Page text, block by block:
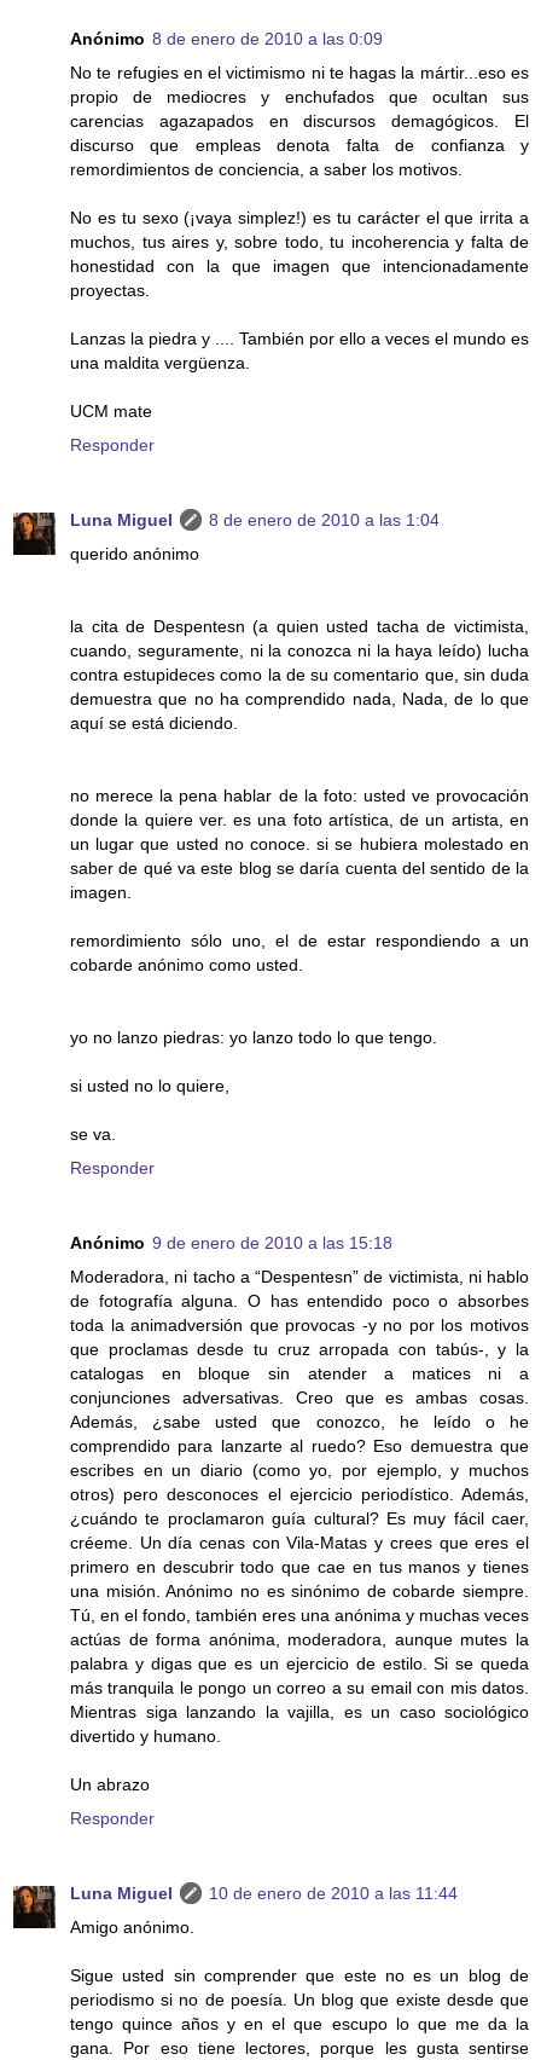
Anónimo 8 de enero de 2010 a las 0:09
No te refugies en el victimismo ni te hagas la mártir...eso es
propio de mediocres y enchufados que ocultan sus
carencias agazapados en discursos demagógicos. El
discurso que empleas denota falta de confianza y
remordimientos de conciencia, a saber los motivos.
No es tu sexo (¡vaya simplez!) es tu carácter el que irrita a
muchos, tus aires y, sobre todo, tu incoherencia y falta de
honestidad con la que imagen que intencionadamente
proyectas.
Lanzas la piedra y .... También por ello a veces el mundo es
una maldita vergüenza.
UCM mate
Responder
Luna Miguel
8 de enero de 2010 a las 1:04
querido anónimo
la cita de Despentesn (a quien usted tacha de victimista,
cuando, seguramente, ni la conozca ni la haya leído) lucha
contra estupideces como la de su comentario que, sin duda
demuestra que no ha comprendido nada, Nada, de lo que
aquí se está diciendo.
no merece la pena hablar de la foto: usted ve provocación
donde la quiere ver. es una foto artística, de un artista, en
un lugar que usted no conoce. si se hubiera molestado en
saber de qué va este blog se daría cuenta del sentido de la
imagen.
remordimiento sólo uno, el de estar respondiendo a un
cobarde anónimo como usted.
yo no lanzo piedras: yo lanzo todo lo que tengo.
si usted no lo quiere,
se va.
Responder
Anónimo 9 de enero de 2010 a las 15:18
Moderadora, ni tacho a “Despentesn” de victimista, ni hablo
de fotografía alguna. O has entendido poco o absorbes
toda la animadversión que provocas -y no por los motivos
que proclamas desde tu cruz arropada con tabús-, y la
catalogas en bloque sin atender a matices ni a
conjunciones adversativas. Creo que es ambas cosas.
Además, ¿sabe usted que conozco, he leído o he
comprendido para lanzarte al ruedo? Eso demuestra que
escribes en un diario (como yo, por ejemplo, y muchos
otros) pero desconoces el ejercicio periodístico. Además,
¿cuándo te proclamaron guía cultural? Es muy fácil caer,
créeme. Un día cenas con Vila-Matas y crees que eres el
primero en descubrir todo que cae en tus manos y tienes
una misión. Anónimo no es sinónimo de cobarde siempre.
Tú, en el fondo, también eres una anónima y muchas veces
actúas de forma anónima, moderadora, aunque mutes la
palabra y digas que es un ejercicio de estilo. Si se queda
más tranquila le pongo un correo a su email con mis datos.
Mientras siga lanzando la vajilla, es un caso sociológico
divertido y humano.
Un abrazo
Responder
Luna Miguel
10 de enero de 2010 a las 11:44
Amigo anónimo.
Sigue usted sin comprender que este no es un blog de
periodismo si no de poesía. Un blog que existe desde que
tengo quince años y en el que escupo lo que me da la
gana. Por eso tiene lectores, porque les gusta sentirse